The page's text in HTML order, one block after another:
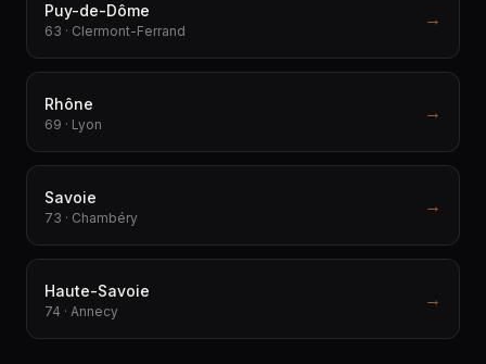
Puy-de-Dôme
63 · Clermont-Ferrand
→
Rhône
69 · Lyon
→
Savoie
73 · Chambéry
→
Haute-Savoie
74 · Annecy
→